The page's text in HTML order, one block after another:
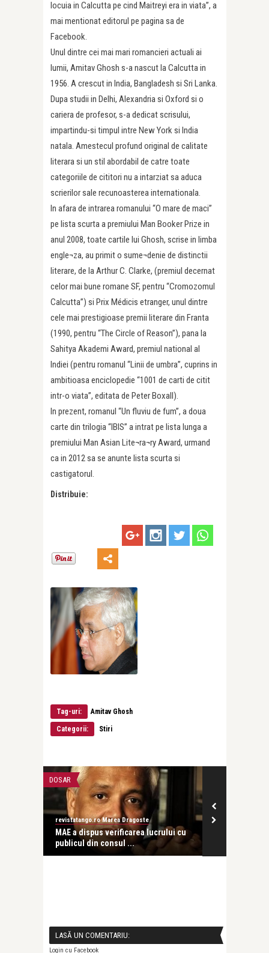
locuia in Calcutta pe cind Maitreyi era in viata”, a
mai mentionat editorul pe pagina sa de
Facebook.
Unul dintre cei mai mari romancieri actuali ai
lumii, Amitav Ghosh s-a nascut la Calcutta in
1956. A crescut in India, Bangladesh si Sri Lanka.
Dupa studii in Delhi, Alexandria si Oxford si o
cariera de profesor, s-a dedicat scrisului,
impartindu-si timpul intre New York si India
natala. Amestecul profund original de calitate
literara si un stil abordabil de catre toate
categoriile de cititori nu a intarziat sa aduca
scrierilor sale recunoasterea internationala.
In afara de intrarea romanului “O mare de maci”
pe lista scurta a premiului Man Booker Prize in
anul 2008, toate cartile lui Ghosh, scrise in limba
engle¬za, au primit o sume¬denie de distinctii
literare, de la Arthur C. Clarke, (premiul decernat
celor mai bune romane SF, pentru “Cromozomul
Calcutta”) si Prix Médicis etranger, unul dintre
cele mai prestigioase premii literare din Franta
(1990, pentru “The Circle of Reason”), pana la
Sahitya Akademi Award, premiul national al
Indiei (pentru romanul “Linii de umbra”, cuprins in
ambitioasa enciclopedie “1001 de carti de citit
intr-o viata”, editata de Peter Boxall).
In prezent, romanul “Un fluviu de fum”, a doua
carte din trilogia “IBIS” a intrat pe lista lunga a
premiului Man Asian Lite¬ra¬ry Award, urmand
ca in 2012 sa se anunte lista scurta si
castigatorul.
Distribuie:
Tag-uri: Amitav Ghosh
Categorii: Stiri
Marea Dragoste
verificarea lucrului cu
DOSAR
revistatango.ro Marea Dragoste
MAE a dispus verificarea lucrului
publicul din consul ...
LASĂ UN COMENTARIU:
Login cu Facebook